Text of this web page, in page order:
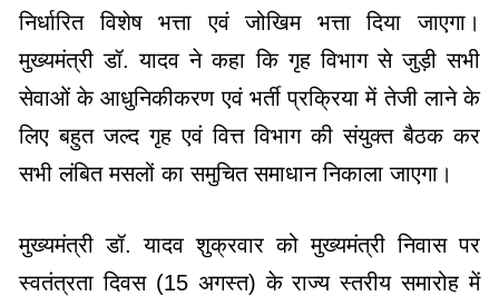
निर्धारित विशेष भत्ता एवं जोखिम भत्ता दिया जाएगा।
मुख्यमंत्री डॉ. यादव ने कहा कि गृह विभाग से जुड़ी सभी
सेवाओं के आधुनिकीकरण एवं भर्ती प्रक्रिया में तेजी लाने के
लिए बहुत जल्द गृह एवं वित्त विभाग की संयुक्त बैठक कर
सभी लंबित मसलों का समुचित समाधान निकाला जाएगा।
मुख्यमंत्री डॉ. यादव शुक्रवार को मुख्यमंत्री निवास पर
स्वतंत्रता दिवस (15 अगस्त) के राज्य स्तरीय समारोह में